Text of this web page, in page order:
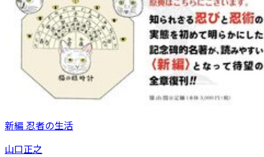
新編 忍者の生活
山口正之